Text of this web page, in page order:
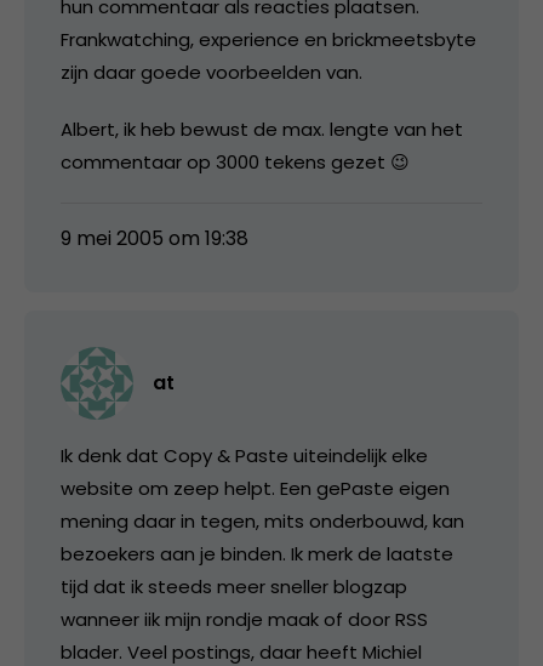
hun commentaar als reacties plaatsen.
Frankwatching, experience en brickmeetsbyte
zijn daar goede voorbeelden van.
Albert, ik heb bewust de max. lengte van het
commentaar op 3000 tekens gezet 😉
9 mei 2005 om 19:38
at
Ik denk dat Copy & Paste uiteindelijk elke
website om zeep helpt. Een gePaste eigen
mening daar in tegen, mits onderbouwd, kan
bezoekers aan je binden. Ik merk de laatste
tijd dat ik steeds meer sneller blogzap
wanneer iik mijn rondje maak of door RSS
blader. Veel postings, daar heeft Michiel